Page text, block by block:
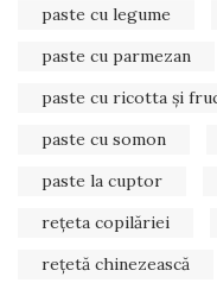
paste cu legume
paste cu parmezan
paste cu ricotta și
paste cu somon
paste la cuptor
rețeta copilăriei
rețetă chinezească